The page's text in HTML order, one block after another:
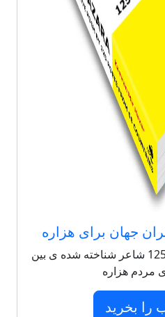
جهان برای هزاره
مجموعه شعر بی نظیر از 125 شاعر شناخته شده ی بین
مردم هزاره
را بخرید